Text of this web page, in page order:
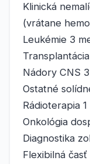
Klinická
(vrátane
Leukémie 3
Nádory CNS
Ostatné
Rádioterapia
Onkológia
Diagnostika
Flexibilná